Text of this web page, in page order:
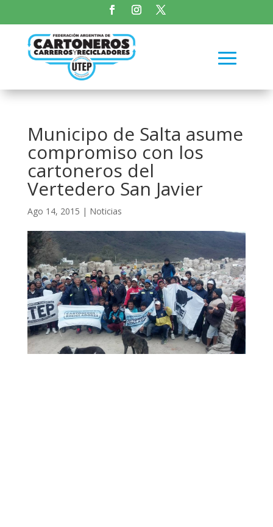
Municipo de Salta asume
compromiso con los
cartoneros del
Vertedero San Javier
Ago 14, 2015 | Noticias